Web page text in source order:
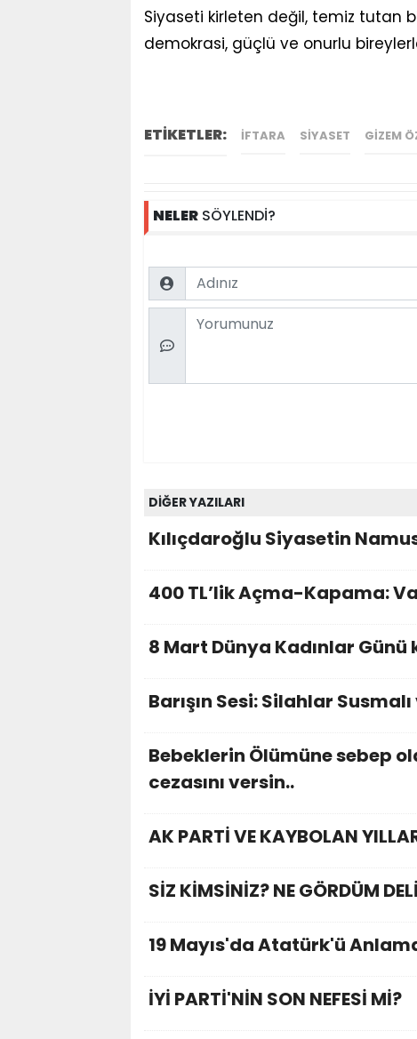
Siyaseti kirleten değil, temiz tutan
demokrasi, güçlü ve onurlu
ETİKETLER: IFTARA SIYASET GIZEM
NELER SÖYLENDİ?
Name
Comment
DİĞER YAZILARI
Kılıçdaroğlu Siyasetin
400 TL’lik Açma-Kapama:
8 Mart Dünya Kadınlar Günü
Barışın Sesi: Silahlar
Bebeklerin Ölümüne sebep
cezasını versin..
AK PARTİ VE KAYBOLAN
SİZ KİMSİNİZ? NE GÖRDÜM
19 Mayıs'da Atatürk'ü
İYİ PARTİ'NİN SON NEFESİ Mİ?